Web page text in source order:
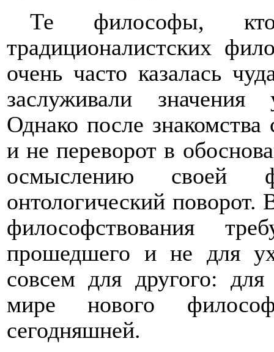
Те философы, кто
традиционалистских
очень часто казалась
заслуживали значения
Однако после
и не переворот в
осмыслению своей
онтологический поворот.
философствования
прошедшего и не для
совсем для другого:
мире нового
сегодняшней.